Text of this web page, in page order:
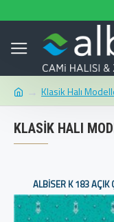
Klasik Halı
KLASIK HALI
ALBISER K 183 AÇIK